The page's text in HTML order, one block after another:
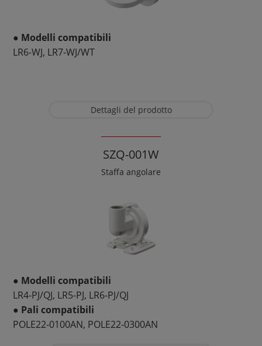
● Modelli compatibili
LR6-WJ, LR7-WJ/WT
Dettagli del prodotto
SZQ-001W
Staffa angolare
● Modelli compatibili
LR4-PJ/QJ, LR5-PJ, LR6-PJ/QJ
● Pali compatibili
POLE22-0100AN, POLE22-0300AN